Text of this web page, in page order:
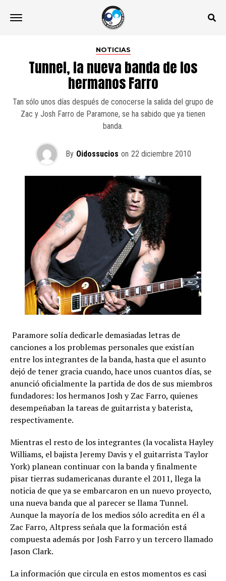
NOTICIAS
Tunnel, la nueva banda de los
hermanos Farro
Tan sólo unos días después de conocerse la salida del grupo de
Zac y Josh Farro de Paramone, se ha sabido que ya tienen
banda.
By Oidossucios on 22 diciembre 2010
Paramore solía dedicarle demasiadas letras de
canciones a los problemas personales que existían
entre los integrantes de la banda, hasta que el asunto
dejó de tener gracia cuando, hace unos cuantos días, se
anunció oficialmente la partida de dos de sus miembros
fundadores: los hermanos Josh y Zac Farro, quienes
desempeñaban la tareas de guitarrista y baterista,
respectivamente.
Mientras el resto de los integrantes (la vocalista Hayley
Williams, el bajista Jeremy Davis y el guitarrista Taylor
York) planean continuar con la banda y finalmente
pisar tierras sudamericanas durante el 2011, llega la
noticia de que ya se embarcaron en un nuevo proyecto,
una nueva banda que al parecer se llama Tunnel.
Aunque la mayoría de los medios sólo acredita en él a
Zac Farro, Altpress señala que la formación está
compuesta además por Josh Farro y un tercero llamado
Jason Clark.
La información que circula en estos momentos es casi